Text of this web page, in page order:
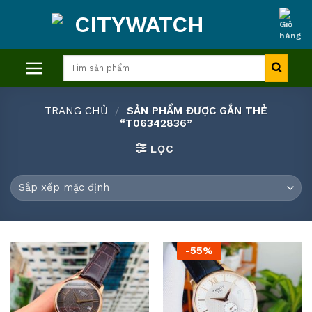
kiếm:
TRANG CHỦ /
SẢN PHẨM ĐƯỢC GẮN THẺ
“T06342836”
LỌC
-55%